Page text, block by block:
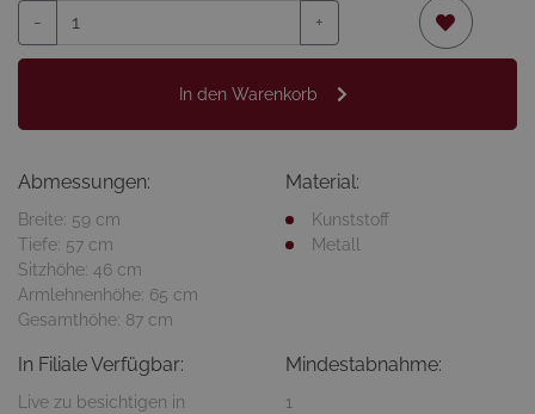
- +
In den Warenkorb
Abmessungen:
Breite: 59 cm
Tiefe: 57 cm
Sitzhöhe: 46 cm
Armlehnenhöhe: 65 cm
Gesamthöhe: 87 cm
Material:
Kunststoff
Metall
In Filiale Verfügbar:
Live zu besichtigen in
Mindestabnahme:
1